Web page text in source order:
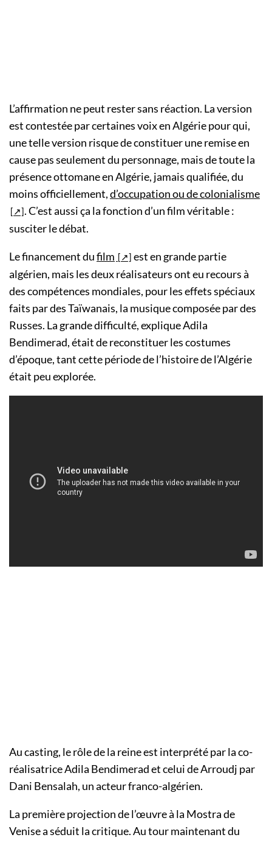
L’affirmation ne peut rester sans réaction. La version
est contestée par certaines voix en Algérie pour qui,
une telle version risque de constituer une remise en
cause pas seulement du personnage, mais de toute la
présence ottomane en Algérie, jamais qualifiée, du
moins officiellement,d’occupation ou de colonialisme
. C’est aussi ça la fonction d’un film véritable :
susciter le débat.
Le financement dufilm
est en grande partie
algérien, mais les deux réalisateurs ont eu recours à
des compétences mondiales, pour les effets spéciaux
faits par des Taïwanais, la musique composée par des
Russes. La grande difficulté, explique Adila
Bendimerad, était de reconstituer les costumes
d’époque, tant cette période de l’histoire de l’Algérie
était peu explorée.
Au casting, le rôle de la reine est interprété par la co-
réalisatrice Adila Bendimerad et celui de Arroudj par
Dani Bensalah, un acteur franco-algérien.
La première projection de l’œuvre à la Mostra de
Venise a séduit la critique. Au tour maintenant du